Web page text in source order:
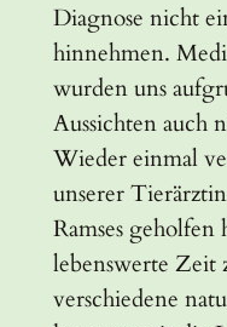
Diagnose nicht
hinnehmen.
wurden uns
Aussichten auch
Wieder einmal
unserer
Ramses
lebenswerte Zeit
verschiedene